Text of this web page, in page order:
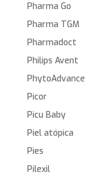
Pharma Go
Pharma TGM
Pharmadoct
Philips Avent
PhytoAdvance
Picor
Picu Baby
Piel atópica
Pies
Pilexil